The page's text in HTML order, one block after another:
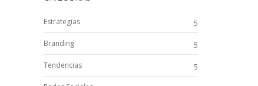
Estrategias
5
Branding
5
Tendencias
5